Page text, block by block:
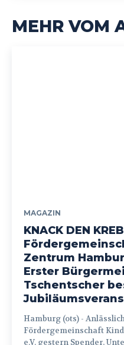
MEHR VOM
MAGAZIN
KNACK DEN
Zentrum
Erster
Tschentscher
Hamburg (ots) - Anlässlich ihres 50. Jubiläums lud die
Fördergemeinschaft
e.V. gestern Spender,